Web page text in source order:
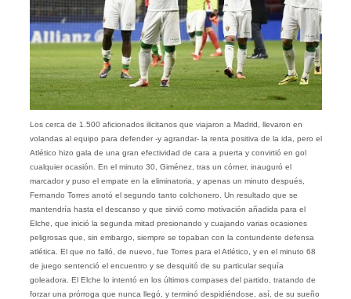
Los cerca de 1.500 aficionados ilicitanos que viajaron a Madrid, llevaron en
volandas al equipo para defender -y agrandar- la renta positiva de la ida, pero el
Atlético hizo gala de una gran efectividad de cara a puerta y convirtió en gol
cualquier ocasión. En el minuto 30, Giménez, tras un córner, inauguró el
marcador y puso el empate en la eliminatoria, y apenas un minuto después,
Fernando Torres anotó el segundo tanto colchonero. Un resultado que se
mantendría hasta el descanso y que sirvió como motivación añadida para el
Elche, que inició la segunda mitad presionando y cuajando varias ocasiones
peligrosas que, sin embargo, siempre se topaban con la contundente defensa
atlética. El que no falló, de nuevo, fue Torres para el Atlético, y en el minuto 68
de juego sentenció el encuentro y se desquitó de su particular sequía
goleadora. El Elche lo intentó en los últimos compases del partido, tratando de
forzar una prórroga que nunca llegó, y terminó despidiéndose, así, de su sueño